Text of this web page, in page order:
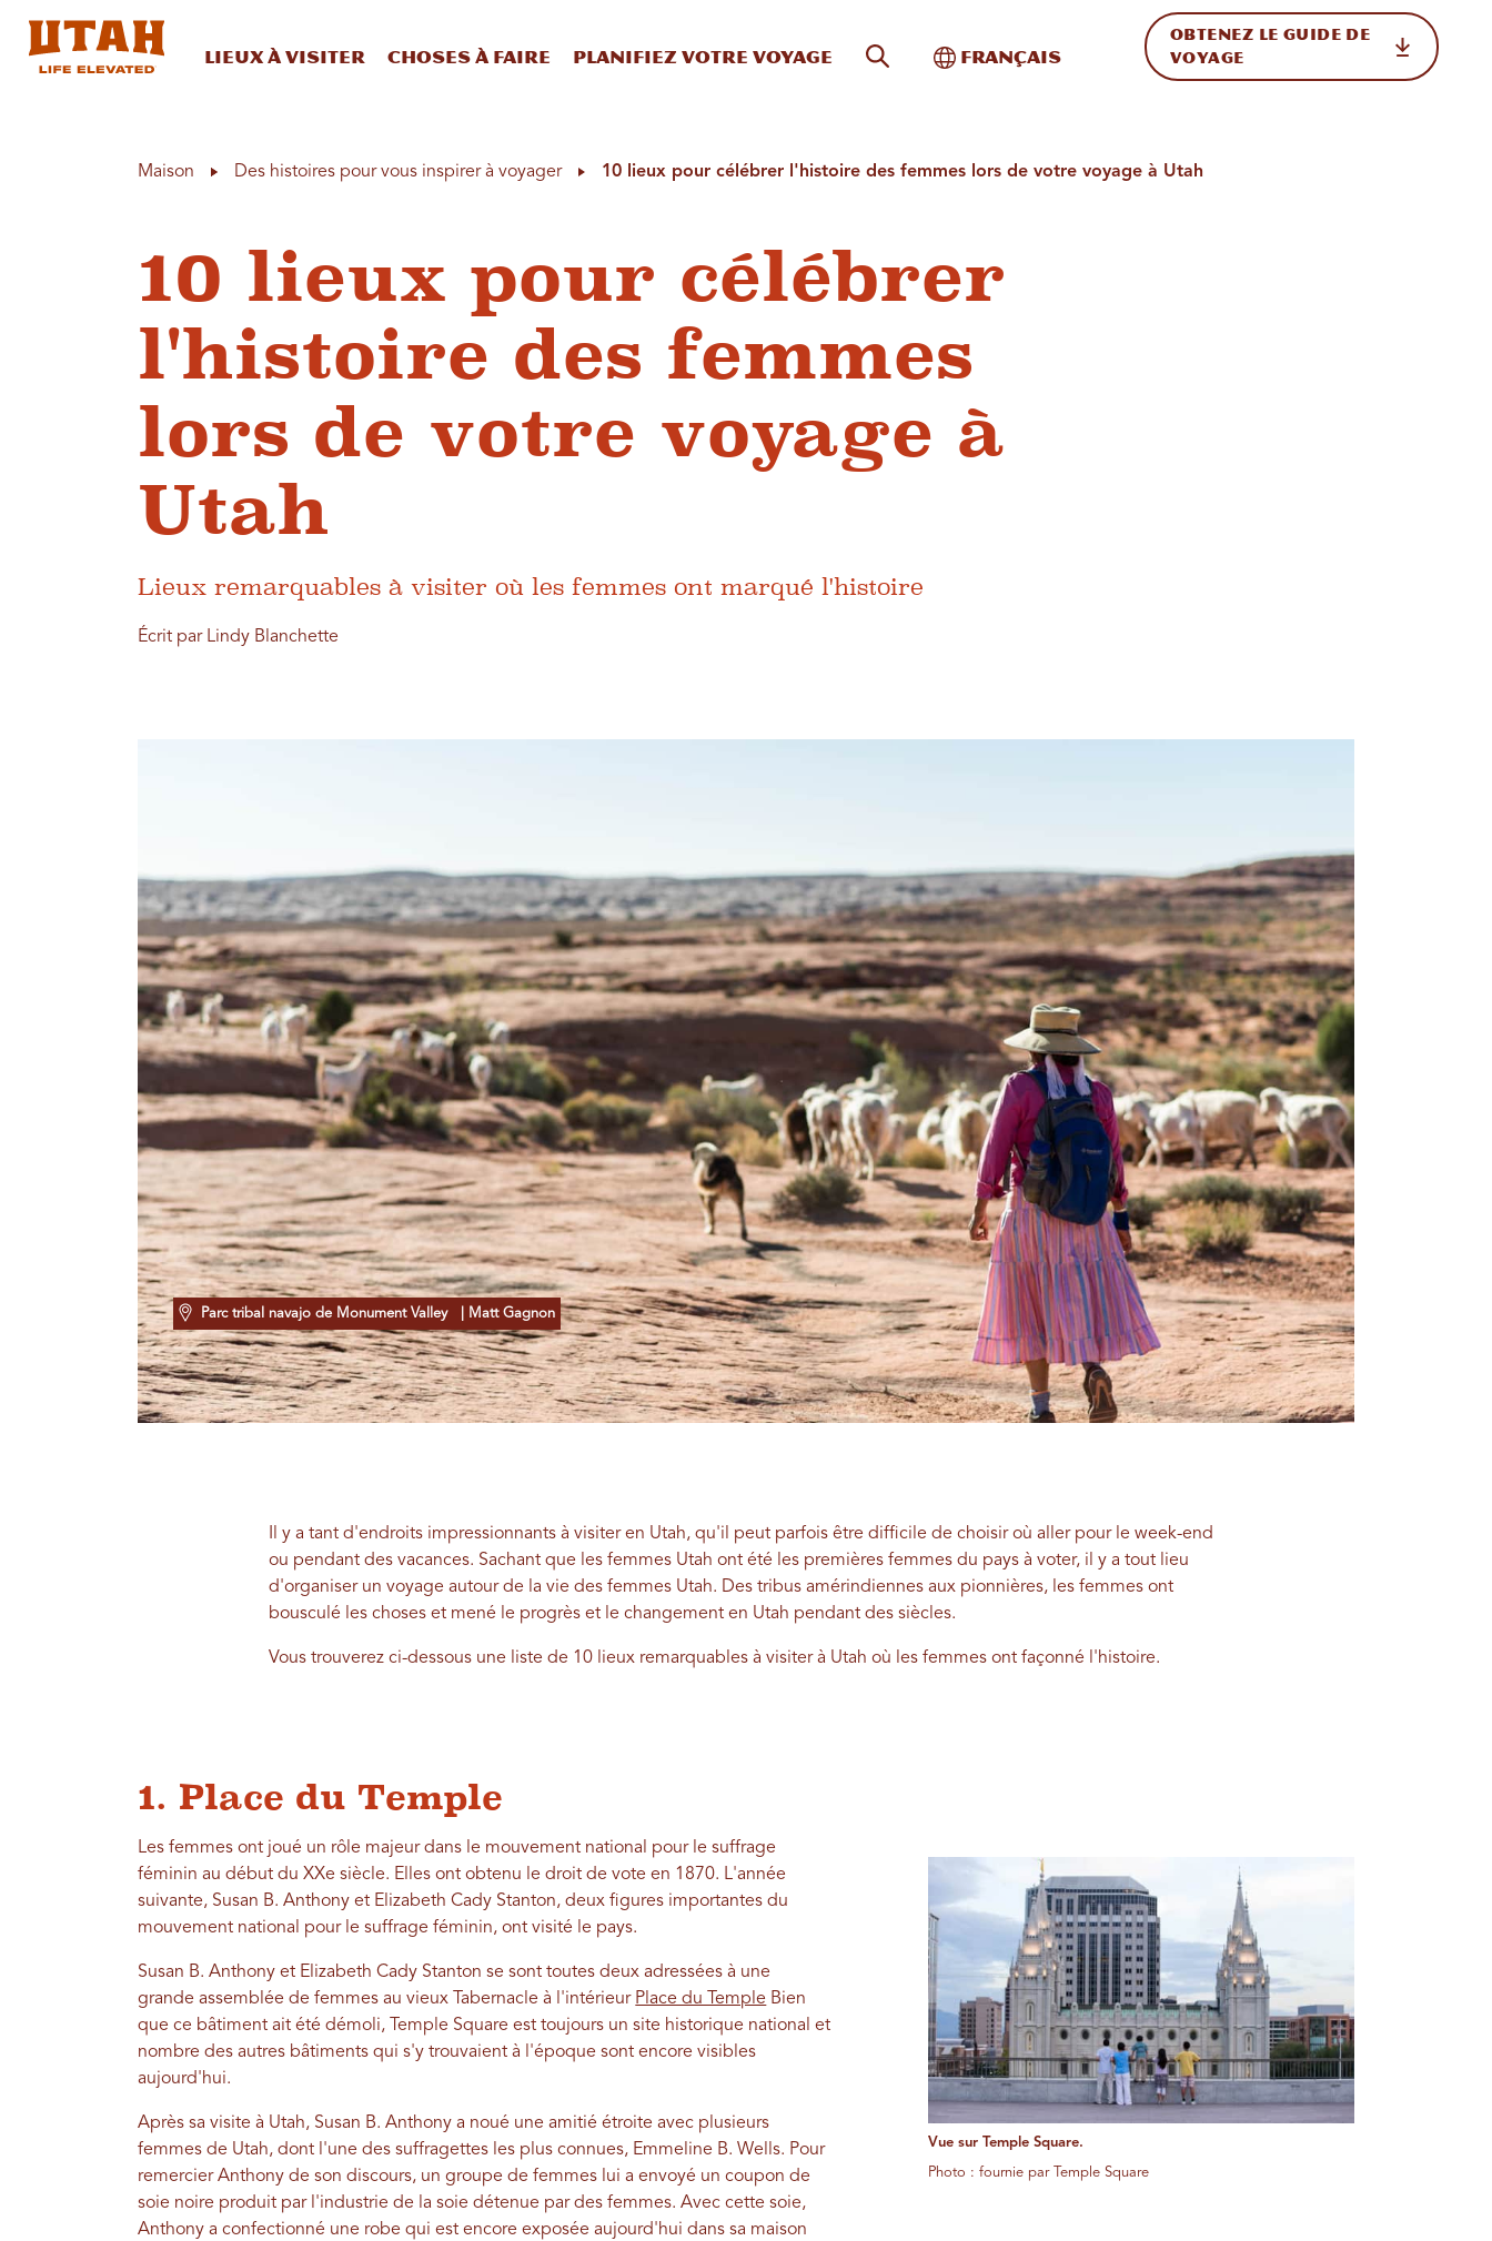
Lieux à visiter Choses à faire Planifiez votre voyage Recherche sur le site
Basculer vers l'international
Français
OBTENEZ LE GUIDE DE
VOYAGE
Maison Des histoires pour vous inspirer à voyager 10 lieux pour célébrer l'histoire des femmes lors de votre voyage à Utah
10 lieux pour célébrer
l'histoire des femmes
lors de votre voyage à
Utah
Lieux remarquables à visiter où les femmes ont marqué l'histoire
Écrit par Lindy Blanchette
Parc tribal navajo de Monument Valley | Matt Gagnon
Il y a tant d'endroits impressionnants à visiter en Utah, qu'il peut parfois être difficile de choisir où aller pour le week-end
ou pendant des vacances. Sachant que les femmes Utah ont été les premières femmes du pays à voter, il y a tout lieu
d'organiser un voyage autour de la vie des femmes Utah. Des tribus amérindiennes aux pionnières, les femmes ont
bousculé les choses et mené le progrès et le changement en Utah pendant des siècles.
Vous trouverez ci-dessous une liste de 10 lieux remarquables à visiter à Utah où les femmes ont façonné l'histoire.
1. Place du Temple
Les femmes ont joué un rôle majeur dans le mouvement national pour le suffrage
féminin au début du XXe siècle. Elles ont obtenu le droit de vote en 1870. L'année
suivante, Susan B. Anthony et Elizabeth Cady Stanton, deux figures importantes du
mouvement national pour le suffrage féminin, ont visité le pays.
Susan B. Anthony et Elizabeth Cady Stanton se sont toutes deux adressées à une
grande assemblée de femmes au vieux Tabernacle à l'intérieur Place du Temple Bien
que ce bâtiment ait été démoli, Temple Square est toujours un site historique national et
nombre des autres bâtiments qui s'y trouvaient à l'époque sont encore visibles
aujourd'hui.
Après sa visite à Utah, Susan B. Anthony a noué une amitié étroite avec plusieurs
femmes de Utah, dont l'une des suffragettes les plus connues, Emmeline B. Wells. Pour
remercier Anthony de son discours, un groupe de femmes lui a envoyé un coupon de
soie noire produit par l'industrie de la soie détenue par des femmes. Avec cette soie,
Anthony a confectionné une robe qui est encore exposée aujourd'hui dans sa maison
Vue sur Temple Square.
Photo : fournie par Temple Square